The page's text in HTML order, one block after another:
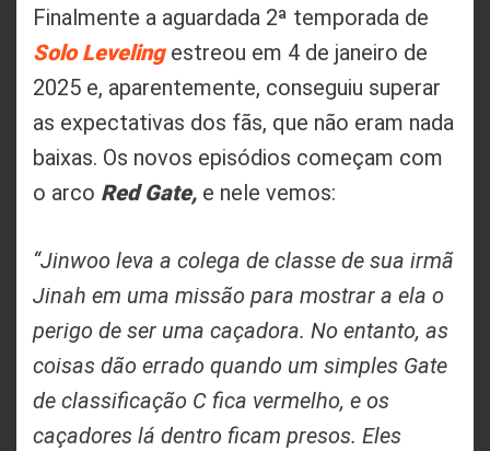
Finalmente a aguardada 2ª temporada de
Solo Levelingestreou em 4 de janeiro de
2025 e, aparentemente, conseguiu superar
as expectativas dos fãs, que não eram nada
baixas. Os novos episódios começam com
o arco Red Gate, e nele vemos:
“Jinwoo leva a colega de classe de sua irmã
Jinah em uma missão para mostrar a ela o
perigo de ser uma caçadora. No entanto, as
coisas dão errado quando um simples Gate
de classificação C fica vermelho, e os
caçadores lá dentro ficam presos. Eles